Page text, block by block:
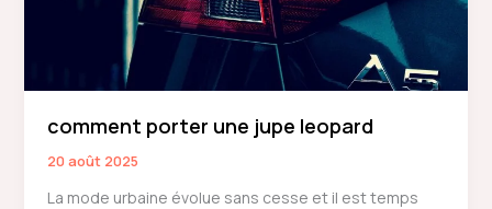
comment porter une jupe leopard
20 août 2025
La mode urbaine évolue sans cesse et il est temps